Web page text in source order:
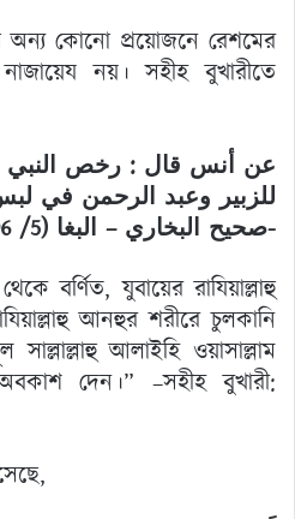
অন্য কোনো প্রয়োজনে রেশমের
নয়। সহীহ বুখারীতে
عن أنس قال : رخص النبي
للزبير وعبد الرحمن في
-صحيح البخاري – البغا (5/ 2196)، الرقم: 5501
বর্ণিত, যুবায়ের রাযিয়াল্লাহু
আনহুর শরীরে চুলকানি
আলাইহি ওয়াসাল্লাম
দেন।” –সহীহ বুখারী: